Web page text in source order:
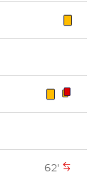
62'